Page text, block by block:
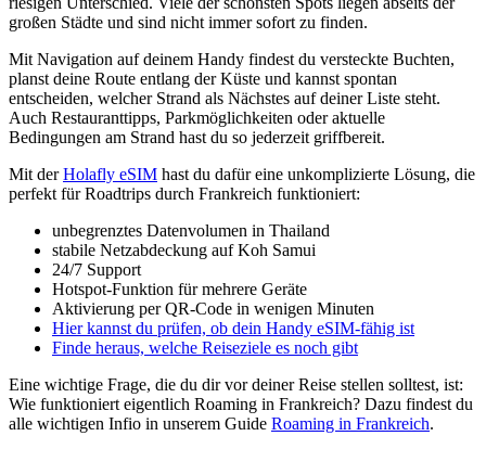
großen Städte und sind nicht immer sofort zu finden.
Mit Navigation auf deinem Handy findest du versteckte Buchten,
planst deine Route entlang der Küste und kannst spontan
entscheiden, welcher Strand als Nächstes auf deiner Liste steht.
Auch Restauranttipps, Parkmöglichkeiten oder aktuelle
Bedingungen am Strand hast du so jederzeit griffbereit.
Mit derHolafly eSIM hast du dafür eine unkomplizierte Lösung, die
perfekt für Roadtrips durch Frankreich funktioniert:
unbegrenztes Datenvolumen in Thailand
stabile Netzabdeckung auf Koh Samui
24/7 Support
Hotspot-Funktion für mehrere Geräte
Aktivierung per QR-Code in wenigen Minuten
Hier kannst du prüfen, ob dein Handy eSIM-fähig ist
Finde heraus, welche Reiseziele es noch gibt
Eine wichtige Frage, die du dir vor deiner Reise stellen solltest, ist:
Wie funktioniert eigentlich Roaming in Frankreich? Dazu findest du
alle wichtigen Infio in unserem Guide Roaming in Frankreich.